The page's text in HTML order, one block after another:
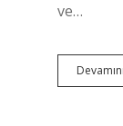
ve…